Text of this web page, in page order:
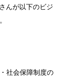
んが以下のビジ
社会保障制度の